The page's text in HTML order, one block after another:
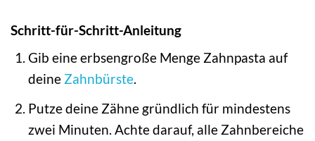
Schritt-für-Schritt-Anleitung
Gib eine erbsengroße Menge Zahnpasta auf
deine Zahnbürste.
Putze deine Zähne gründlich für mindestens
zwei Minuten. Achte darauf, alle Zahnbereiche